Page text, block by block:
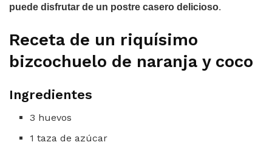
puede disfrutar de un postre casero delicioso.
Receta de un riquísimo
bizcochuelo de naranja y coco
Ingredientes
3 huevos
1 taza de azúcar